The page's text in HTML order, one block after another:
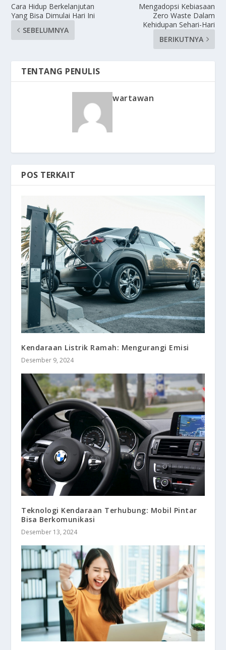
Cara Hidup Berkelanjutan
Yang Bisa Dimulai Hari Ini
SEBELUMNYA
Mengadopsi Kebiasaan
Zero Waste Dalam
Kehidupan Sehari-Hari
BERIKUTNYA
TENTANG PENULIS
wartawan
POS TERKAIT
Kendaraan Listrik Ramah: Mengurangi Emisi
Desember 9, 2024
Teknologi Kendaraan Terhubung: Mobil Pintar
Bisa Berkomunikasi
Desember 13, 2024